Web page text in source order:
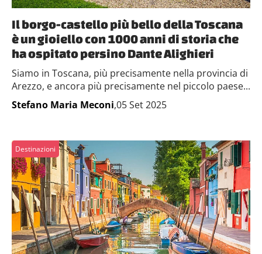
Il borgo-castello più bello della Toscana
è un gioiello con 1000 anni di storia che
ha ospitato persino Dante Alighieri
Siamo in Toscana, più precisamente nella provincia di
Arezzo, e ancora più precisamente nel piccolo paese...
Stefano Maria Meconi,05 Set 2025
Destinazioni